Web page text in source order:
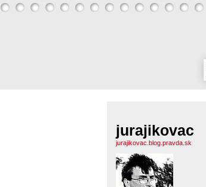
jurajikovac
jurajikovac.blog.pravda.sk